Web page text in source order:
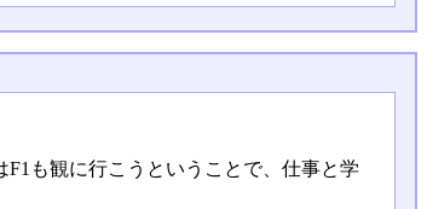
F1も観に行こうということで、仕事と学